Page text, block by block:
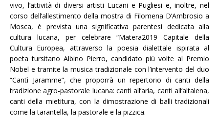
vivo, l’attività di diversi artisti Lucani e Pugliesi e, inoltre, nel
corso dell’allestimento della mostra di Filomena D’Ambrosio a
Mosca, è prevista una significativa parentesi dedicata alla
cultura lucana, per celebrare “Matera2019 Capitale della
Cultura Europea, attraverso la poesia dialettale ispirata al
poeta tursitano Albino Pierro, candidato più volte al Premio
Nobel e tramite la musica tradizionale con l’intervento del duo
“Cantì Jaramme”, che proporrà un repertorio di canti della
tradizione agro-pastorale lucana: canti all’aria, canti all’altalena,
canti della mietitura, con la dimostrazione di balli tradizionali
come la tarantella, la pastorale e la pizzica.